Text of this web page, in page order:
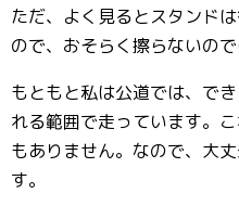
ただ、よく見るとスタンド
ので、おそらく擦らないの
もともと私は公道では、で
れる範囲で走っています。
もありません。なので、大
す。